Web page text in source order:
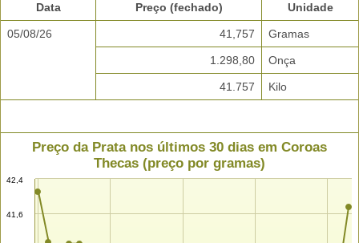
Data Preço (fechado) Unidade
05/08/26 41,757 Gramas
1.298,80 Onça
41.757 Kilo
Preço da Prata nos últimos 30 dias em Coroas
Thecas (preço por gramas)
41,6
42,4